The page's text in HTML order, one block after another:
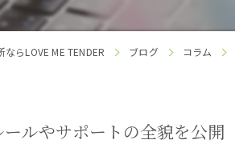
らLOVE ME TENDER ブログ コラム
ルやサポートの全貌を公開